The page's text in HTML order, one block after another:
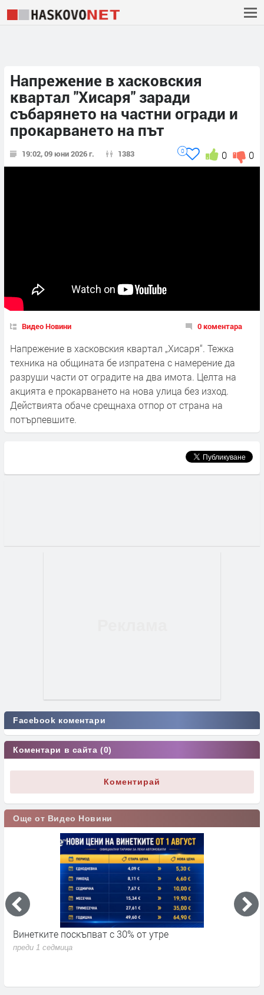
Напрежение в хасковския
квартал "Хисаря" заради
събарянето на частни огради и
прокарването на път
19:02, 09 юни 2026 г. 1383 0
0
0
Видео Новини 0 коментара
Напрежение в хасковския квартал „Хисаря“. Тежка
техника на общината бе изпратена с намерение да
разруши части от оградите на два имота. Целта на
акцията е прокарването на нова улица без изход.
Действията обаче срещнаха отпор от страна на
потърпевшите.
Facebook коментари
Коментари в сайта (0)
Коментирай
Още от Видео Новини
Винетките поскъпват с 30% от утре
преди 1 седмица